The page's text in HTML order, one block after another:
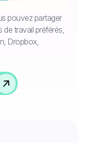
pouvez partager
travail préférés,
Dropbox,